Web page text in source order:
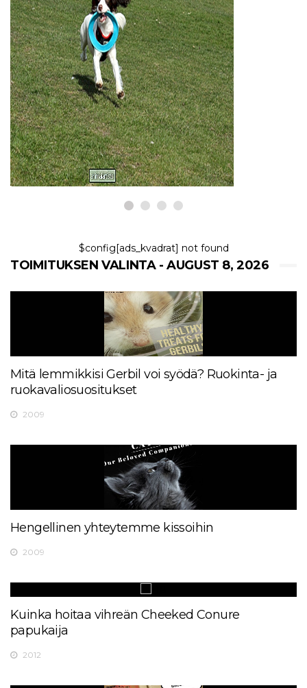
KOIRAT
Onko Fetch pelaaminen huonoa
koiralleni?
8,2026
$config[ads_kvadrat] not found
TOIMITUKSEN VALINTA - AUGUST 8, 2026
Mitä lemmikkisi Gerbil voi syödä? Ruokinta- ja
ruokavaliosuositukset
2009
Hengellinen yhteytemme kissoihin
2009
Kuinka hoitaa vihreän Cheeked Conure
papukaija
2012